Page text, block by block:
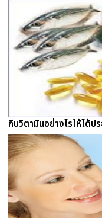
กินวิตามินอย่างไรให้ได้ป